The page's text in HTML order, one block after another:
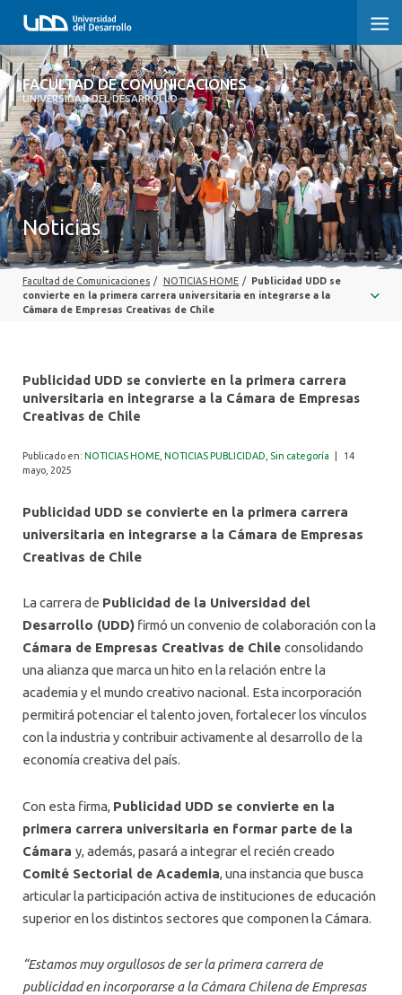
FACULTAD DE COMUNICACIONES
UNIVERSIDAD DEL DESARROLLO
FACULTAD DE COMUNICACIONES
INICIO
SOBRE LA FACULTAD
CARRERAS
POSTGRADOS Y EDUCACIÓN CONTINUA
INVESTIGACIÓN
ALUMNI
Noticias
Facultad de Comunicaciones / NOTICIAS HOME / Publicidad UDD se
convierte en la primera carrera universitaria en integrarse a la
Cámara de Empresas Creativas de Chile
Publicidad UDD se convierte en la primera carrera
universitaria en integrarse a la Cámara de Empresas
Creativas de Chile
Publicado en: NOTICIAS HOME NOTICIAS PUBLICIDAD Sin categoría
14
mayo, 2025
Publicidad UDD se convierte en la primera carrera
universitaria en integrarse a la Cámara de Empresas
Creativas de Chile
La carrera de Publicidad de la Universidad del
Desarrollo (UDD) firmó un convenio de colaboración con la
Cámara de Empresas Creativas de Chile consolidando
una alianza que marca un hito en la relación entre la
academia y el mundo creativo nacional. Esta incorporación
permitirá potenciar el talento joven, fortalecer los vínculos
con la industria y contribuir activamente al desarrollo de la
economía creativa del país.
Con esta firma, Publicidad UDD se convierte en la
primera carrera universitaria en formar parte de la
Cámara y, además, pasará a integrar el recién creado
Comité Sectorial de Academia, una instancia que busca
articular la participación activa de instituciones de educación
superior en los distintos sectores que componen la Cámara.
“Estamos muy orgullosos de ser la primera carrera de
publicidad en incorporarse a la Cámara Chilena de Empresas